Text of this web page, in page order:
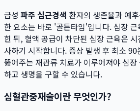
급성 파주 심근경색 환자의 생존율과 예
한 요소는 바로 '골든타임'입니다. 심장
힌 뒤, 혈액 공급이 차단된 심장 근육은
사하기 시작합니다. 증상 발생 후 최소
뚫어주는 재관류 치료가 이루어져야 심
하고 생명을 구할 수 있습니다.
심혈관중재술이란 무엇인가?